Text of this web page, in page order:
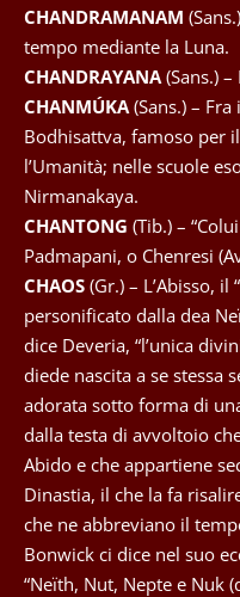
CHANDRAMANAM
tempo mediante la Luna.
CHANDRAYANA (Sans.)
CHANMÚKA (Sans.) –
Bodhisattva, famoso per
l’Umanità; nelle scuole
Nirmanakaya.
CHANTONG (Tib.) –
Padmapani, o Chenresi
CHAOS (Gr.) – L’Abisso,
personificato dalla dea
dice Deveria, “l’unica
diede nascita a se stessa
adorata sotto forma di
dalla testa di avvoltoio
Abido e che appartiene
Dinastia, il che la fa
che ne abbreviano il
Bonwick ci dice nel suo
“Neïth, Nut, Nepte e Nuk